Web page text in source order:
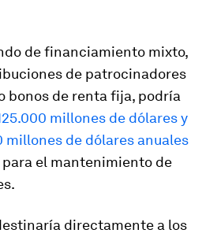
de financiamiento mixto,
de patrocinadores
bonos de renta fija, podría
millones de dólares y
de dólares anuales
para el mantenimiento de
directamente a los